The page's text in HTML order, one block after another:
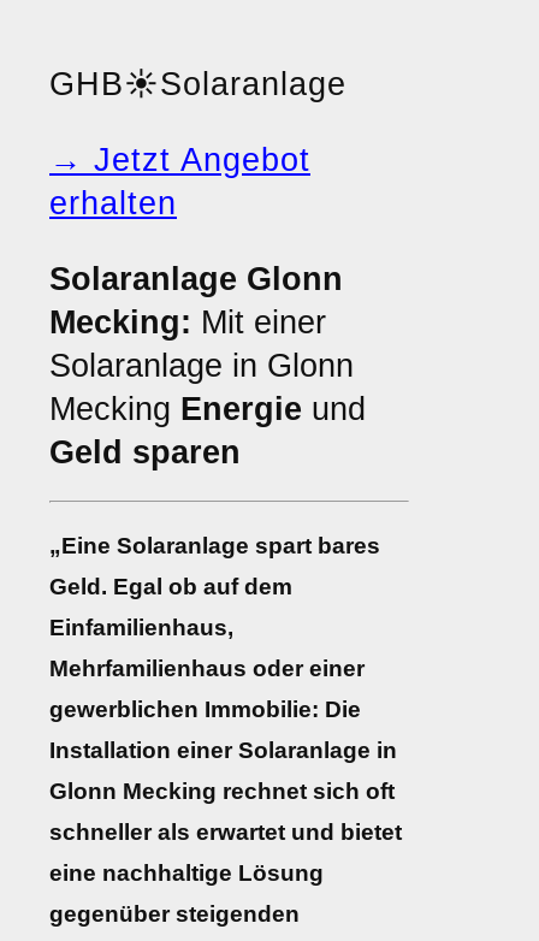
GHB☀️Solaranlage
→ Jetzt Angebot
erhalten
Solaranlage Glonn
Mecking: Mit einer
Solaranlage in Glonn
Mecking Energie und
Geld sparen
„Eine Solaranlage spart bares
Geld. Egal ob auf dem
Einfamilienhaus,
Mehrfamilienhaus oder einer
gewerblichen Immobilie: Die
Installation einer Solaranlage in
Glonn Mecking rechnet sich oft
schneller als erwartet und bietet
eine nachhaltige Lösung
gegenüber steigenden